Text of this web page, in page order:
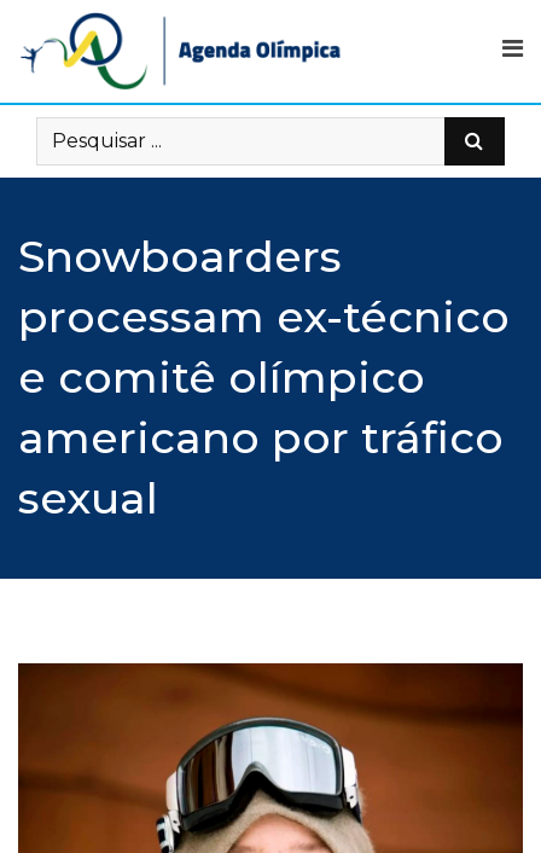
content
Snowboarders
processam ex-técnico
e comitê olímpico
americano por tráfico
sexual